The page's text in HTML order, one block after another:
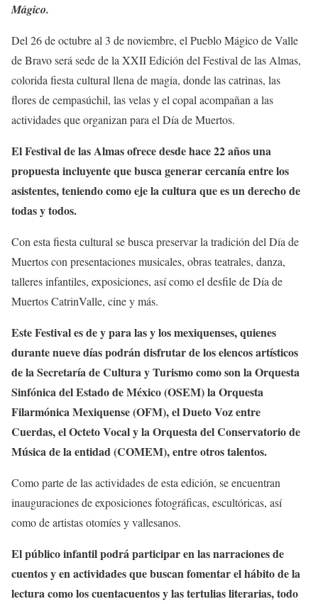
Mágico.
Del 26 de octubre al 3 de noviembre, el Pueblo Mágico de Valle
de Bravo será sede de la XXII Edición del Festival de las Almas,
colorida fiesta cultural llena de magia, donde las catrinas, las
flores de cempasúchil, las velas y el copal acompañan a las
actividades que organizan para el Día de Muertos.
El Festival de las Almas ofrece desde hace 22 años una
propuesta incluyente que busca generar cercanía entre los
asistentes, teniendo como eje la cultura que es un derecho de
todas y todos.
Con esta fiesta cultural se busca preservar la tradición del Día de
Muertos con presentaciones musicales, obras teatrales, danza,
talleres infantiles, exposiciones, así como el desfile de Día de
Muertos CatrinValle, cine y más.
Este Festival es de y para las y los mexiquenses, quienes
durante nueve días podrán disfrutar de los elencos artísticos
de la Secretaría de Cultura y Turismo como son la Orquesta
Sinfónica del Estado de México (OSEM) la Orquesta
Filarmónica Mexiquense (OFM), el Dueto Voz entre
Cuerdas, el Octeto Vocal y la Orquesta del Conservatorio de
Música de la entidad (COMEM), entre otros talentos.
Como parte de las actividades de esta edición, se encuentran
inauguraciones de exposiciones fotográficas, escultóricas, así
como de artistas otomíes y vallesanos.
El público infantil podrá participar en las narraciones de
cuentos y en actividades que buscan fomentar el hábito de la
lectura como los cuentacuentos y las tertulias literarias, todo